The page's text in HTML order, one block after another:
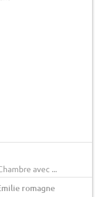
avec ...
romagne